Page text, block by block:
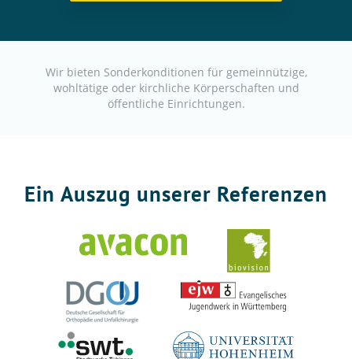
Wir bieten Sonderkonditionen für gemeinnützige,
wohltätige oder kirchliche Körperschaften und
öffentliche Einrichtungen.
Ein Auszug unserer Referenzen